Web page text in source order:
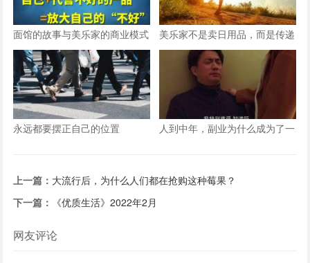
面馆的故事与美乐家的商业模式
美乐家不是卖日用品，而是传递
一种环保健康安全的生活方式
永远都要摆正自己的位置
人到中年，副业为什么成为了一
上一篇： 大流行后，为什么人们都在抢购这种莓果？
下一篇：
《优质生活》2022年2月
网友评论